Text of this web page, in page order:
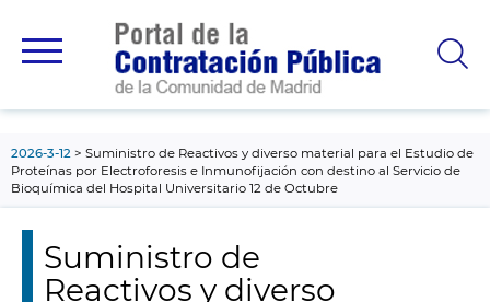
principal
2026-3-12
Suministro de Reactivos y diverso material para el Estudio de
Proteínas por Electroforesis e Inmunofijación con destino al Servicio de
Bioquímica del Hospital Universitario 12 de Octubre
Suministro de
Reactivos y diverso